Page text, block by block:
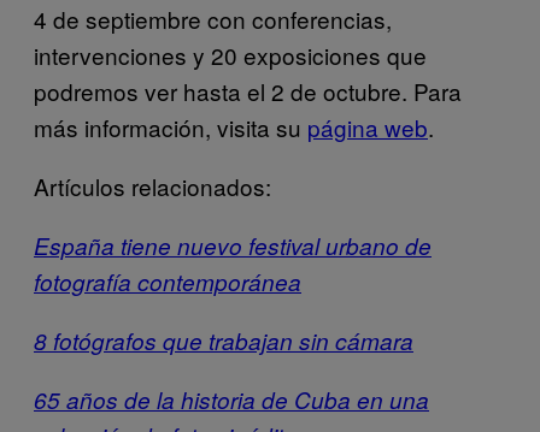
4 de septiembre con conferencias,
intervenciones y 20 exposiciones que
podremos ver hasta el 2 de octubre. Para
más información, visita su página web.
Artículos relacionados:
España tiene nuevo festival urbano de
fotografía contemporánea
8 fotógrafos que trabajan sin cámara
65 años de la historia de Cuba en una